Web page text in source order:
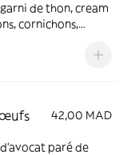
de thon, cream
cornichons,
42,00 MAD
paré de